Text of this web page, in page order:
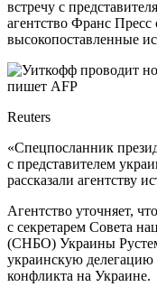
встречу с
агентство Франс
высокопоставленные
Reuters
«Спецпосланник
с представителем
рассказали агентству
Агентство уточняет,
с секретарем Совета
(СНБО) Украины
украинскую делегацию
конфликта на Украине.